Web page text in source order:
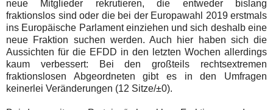
neue Mitglieder rekrutieren, die entweder bislang
fraktionslos sind oder die bei der Europawahl 2019 erstmals
ins Europäische Parlament einziehen und sich deshalb eine
neue Fraktion suchen werden. Auch hier haben sich die
Aussichten für die EFDD in den letzten Wochen allerdings
kaum verbessert: Bei den großteils rechtsextremen
fraktionslosen Abgeordneten gibt es in den Umfragen
keinerlei Veränderungen (12 Sitze/±0).